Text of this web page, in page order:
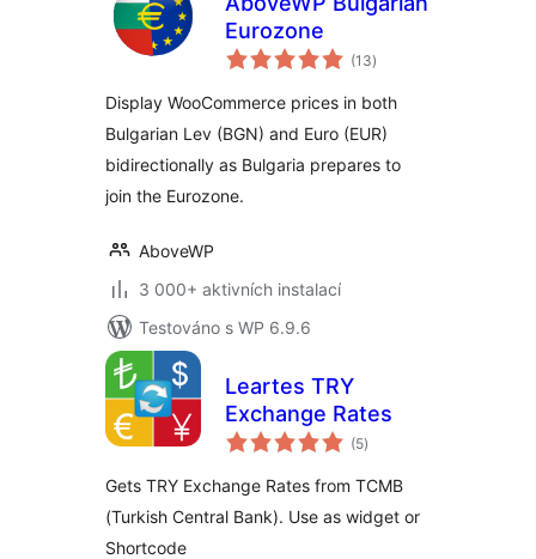
Eurozone
(13celkové
hodnocení
)
Display WooCommerce prices in both
Bulgarian Lev (BGN) and Euro (EUR)
bidirectionally as Bulgaria prepares to
join the Eurozone.
AboveWP
3 000+ aktivních instalací
Testováno s WP 6.9.6
Leartes TRY
Exchange Rates
(5celkové
hodnocení
)
Gets TRY Exchange Rates from TCMB
(Turkish Central Bank). Use as widget or
Shortcode